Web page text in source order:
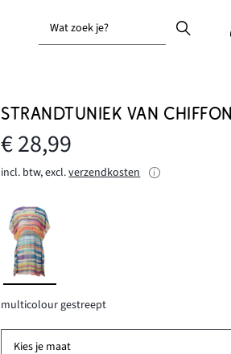
Wat zoek je?
STRANDTUNIEK VAN CHIFFON
€ 28,99
incl. btw, excl.verzendkosten
multicolour gestreept
Kies je maat